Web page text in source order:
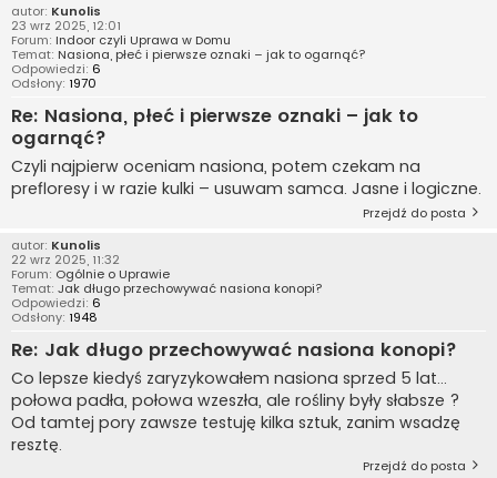
autor: Kunolis
23 wrz 2025, 12:01
Forum: Indoor czyli Uprawa w Domu
Temat: Nasiona, płeć i pierwsze oznaki – jak to ogarnąć?
Odpowiedzi: 6
Odsłony: 1970
Re: Nasiona, płeć i pierwsze oznaki – jak to
ogarnąć?
Czyli najpierw oceniam nasiona, potem czekam na
prefloresy i w razie kulki – usuwam samca. Jasne i logiczne.
Przejdź do posta
autor: Kunolis
22 wrz 2025, 11:32
Forum: Ogólnie o Uprawie
Temat: Jak długo przechowywać nasiona konopi?
Odpowiedzi: 6
Odsłony: 1948
Re: Jak długo przechowywać nasiona konopi?
Co lepsze kiedyś zaryzykowałem nasiona sprzed 5 lat…
połowa padła, połowa wzeszła, ale rośliny były słabsze ?
Od tamtej pory zawsze testuję kilka sztuk, zanim wsadzę
resztę.
Przejdź do posta